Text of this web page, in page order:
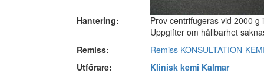
Hantering:
Prov centrifugeras vid 2000 g
Uppgifter om hållbarhet
Remiss:
Remiss KONSULTATION-
Utförare:
Klinisk kemi Kalmar